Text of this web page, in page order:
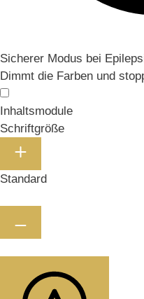
Sicherer Modus bei
Dimmt die Farben und
Inhaltsmodule
Schriftgröße
Standard